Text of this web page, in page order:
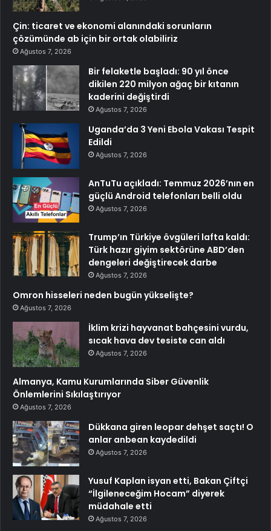
Çin: ticaret ve ekonomi alanındaki sorunların
çözümünde ab için bir ortak olabiliriz
Ağustos 7, 2026
Bir felaketle başladı: 90 yıl önce
dikilen 220 milyon ağaç bir kıtanın
kaderini değiştirdi
Ağustos 7, 2026
Uganda’da 3 Yeni Ebola Vakası Tespit
Edildi
Ağustos 7, 2026
AnTuTu açıkladı: Temmuz 2026’nın en
güçlü Android telefonları belli oldu
Ağustos 7, 2026
Trump’ın Türkiye övgüleri lafta kaldı:
Türk hazır giyim sektörüne ABD’den
dengeleri değiştirecek darbe
Ağustos 7, 2026
Omron hisseleri neden bugün yükselişte?
Ağustos 7, 2026
İklim krizi hayvanat bahçesini vurdu,
sıcak hava dev tesiste can aldı
Ağustos 7, 2026
Almanya, Kamu Kurumlarında Siber Güvenlik
Önlemlerini Sıkılaştırıyor
Ağustos 7, 2026
Dükkana giren leopar dehşet saçtı! O
anlar anbean kaydedildi
Ağustos 7, 2026
Yusuf Kaplan isyan etti, Bakan Çiftçi
“İlgileneceğim Hocam” diyerek
müdahale etti
Ağustos 7, 2026